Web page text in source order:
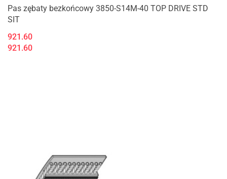
Pas zębaty bezkońcowy 3850-S14M-40 TOP DRIVE STD
SIT
921.60
921.60